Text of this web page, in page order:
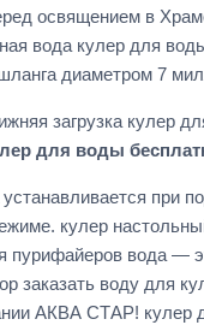
освящением в
вода кулер для
диаметром 7
загрузка кулер
для воды
устанавливается
кулер
пурифайеров вода —
заказать воду для
АКВА СТАР! кулер